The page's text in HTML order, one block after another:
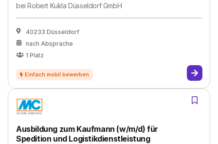
beiRobert Kukla Düsseldorf GmbH
40233 Düsseldorf
nach Absprache
1 Platz
Ausbildung zum Kaufmann (w/m/d) für
Spedition und Logistikdienstleistung